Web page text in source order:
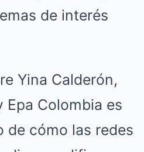
de interés
Yina Calderón,
Epa Colombia es
de cómo las redes